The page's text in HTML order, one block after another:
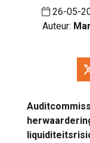
26-05-
Auteur: